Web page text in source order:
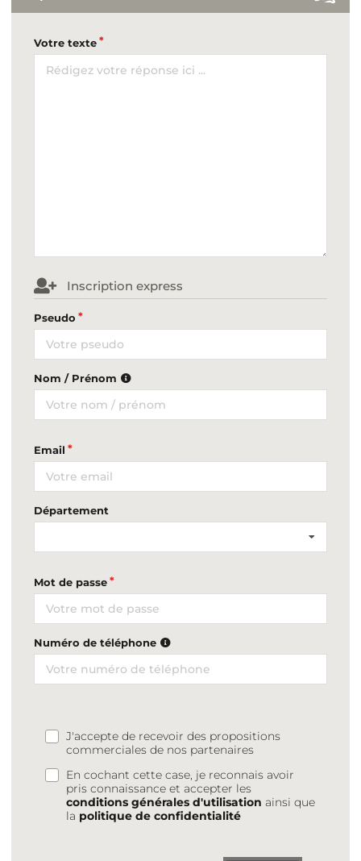
Votre texte
Inscription express
Pseudo
Nom / Prénom
Email
Département
Mot de passe
Numéro de téléphone
J'accepte de recevoir des propositions
commerciales de nos partenaires
En cochant cette case, je reconnais avoir
pris connaissance et accepter les
conditions générales d'utilisation ainsi que
la politique de confidentialité